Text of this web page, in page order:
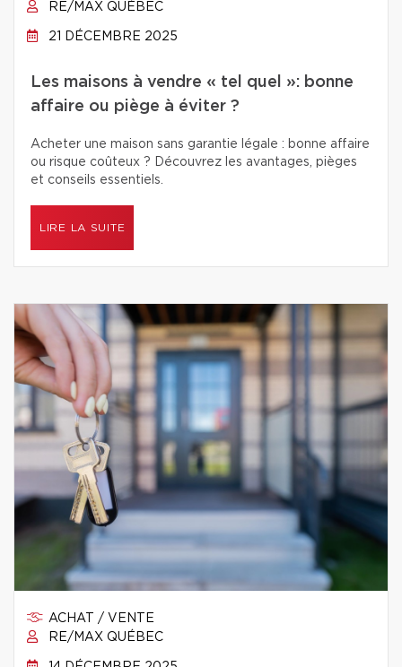
RE/MAX QUÉBEC
21 DÉCEMBRE 2025
Les maisons à vendre « tel quel »: bonne
affaire ou piège à éviter ?
Acheter une maison sans garantie légale : bonne affaire
ou risque coûteux ? Découvrez les avantages, pièges
et conseils essentiels.
LIRE LA SUITE
ACHAT / VENTE
RE/MAX QUÉBEC